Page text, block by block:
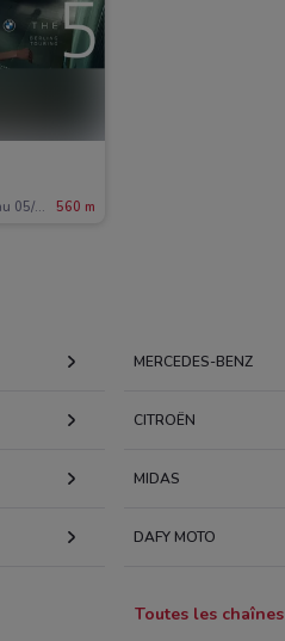
Valable jusqu'au 05/11 560 m
MERCEDES-BENZ
CITROËN
MIDAS
DAFY MOTO
Toutes les chaînes